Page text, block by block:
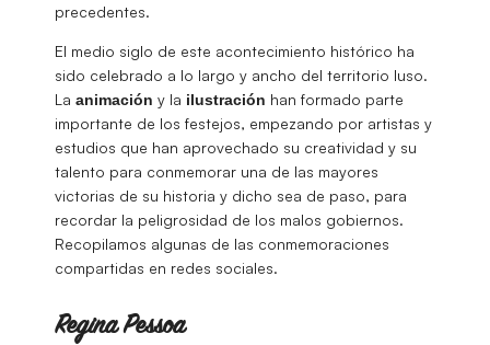
precedentes.
El medio siglo de este acontecimiento histórico ha
sido celebrado a lo largo y ancho del territorio luso.
La animación y la ilustración han formado parte
importante de los festejos, empezando por artistas y
estudios que han aprovechado su creatividad y su
talento para conmemorar una de las mayores
victorias de su historia y dicho sea de paso, para
recordar la peligrosidad de los malos gobiernos.
Recopilamos algunas de las conmemoraciones
compartidas en redes sociales.
Regina Pessoa